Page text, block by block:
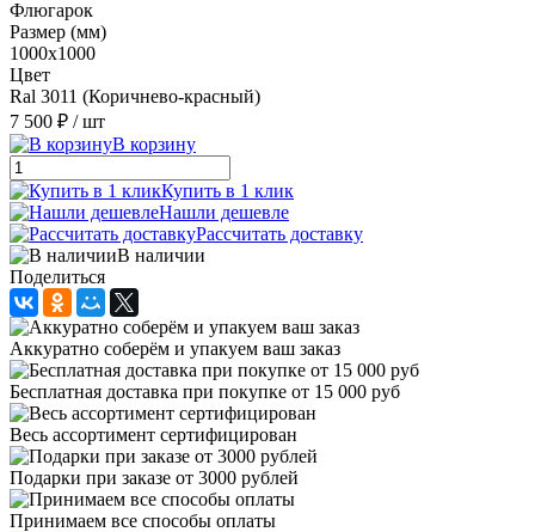
Флюгарок
Размер (мм)
1000х1000
Цвет
Ral 3011 (Коричнево-красный)
7 500 ₽ / шт
В корзину
Купить в 1 клик
Нашли дешевле
Рассчитать доставку
В наличии
Поделиться
Аккуратно соберём и упакуем ваш заказ
Бесплатная доставка при покупке от 15 000 руб
Весь ассортимент сертифицирован
Подарки при заказе от 3000 рублей
Принимаем все способы оплаты